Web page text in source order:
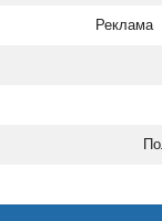
Реклама